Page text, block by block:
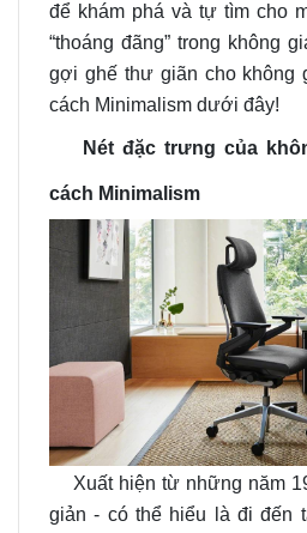
để khám phá và tự tìm cho
“thoáng đãng” trong không
gợi ghế thư giãn cho không
cách Minimalism dưới đây!
Nét đặc trưng của
cách Minimalism
Xuất hiện từ những năm
giản - có thể hiểu là đi đến